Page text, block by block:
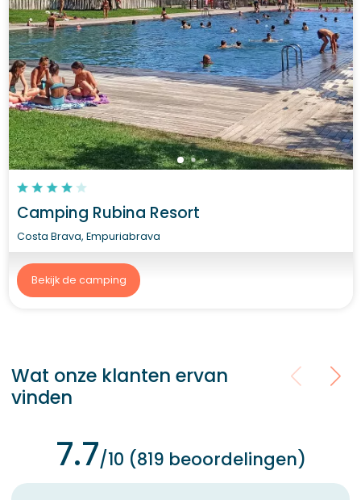
Camping Rubina Resort
Costa Brava, Empuriabrava
Bekijk de camping
Wat onze klanten ervan
vinden
7.7/10 (819 beoordelingen)